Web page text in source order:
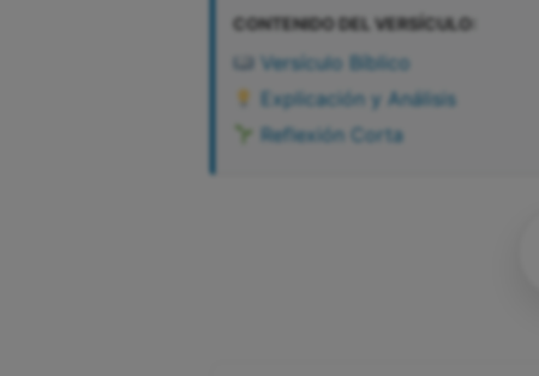
CONTENIDO DEL VERSÍCULO:
Versículo Bíblico
Explicación y Análisis
Reflexión Corta